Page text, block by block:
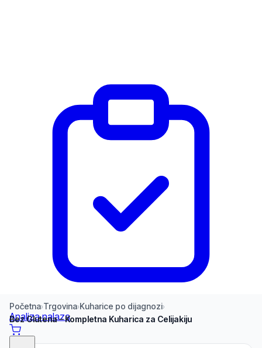
Analiza nalaza
Početna›Trgovina›Kuharice po dijagnozi›
Bez Glutena – Kompletna Kuharica za Celijakiju